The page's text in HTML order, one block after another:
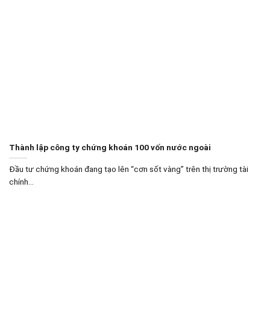
Thành lập công ty chứng khoán 100 vốn nước ngoài
Đầu tư chứng khoán đang tạo lên “cơn sốt vàng” trên thị trường tài
chính...